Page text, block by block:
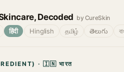
Decoded by CureSkin
हिंदी Hinglish தமிழ் తెలుగు
· 🇮🇳 भारत